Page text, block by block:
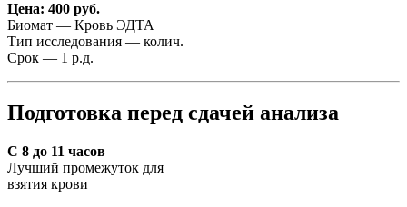
Цена: 400 руб.
Биомат — Кровь ЭДТА
Тип исследования — колич.
Срок — 1 р.д.
Подготовка перед сдачей анализа
С 8 до 11 часов
Лучший промежуток для
взятия крови